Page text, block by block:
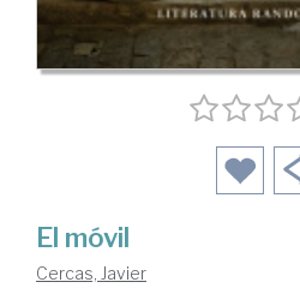
El móvil
Cercas, Javier